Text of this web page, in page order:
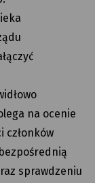
na ocenie
członków
sprawdzeniu